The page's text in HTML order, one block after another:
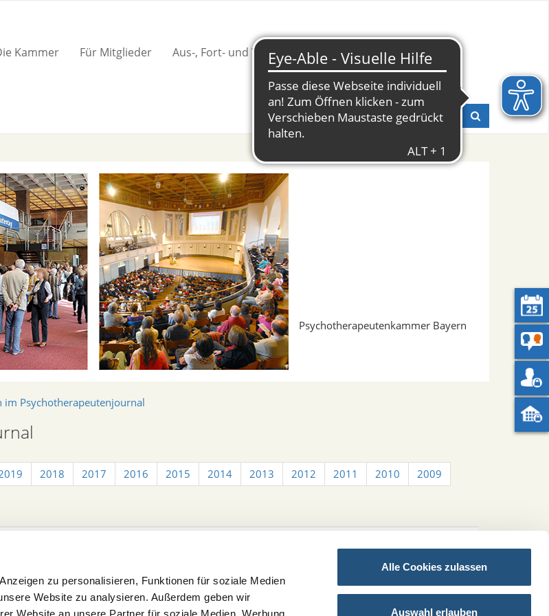
zu personalisieren, Funktionen für soziale Medien
Website zu analysieren. Außerdem geben wir
Alle Cookies zulassen
Auswahl erlauben
Kammer Für Mitglieder Aus-, Fort- und Weiterbildung Presse & Fachinfos
Psychotherapeutenkammer Bayern
im Psychotherapeutenjournal
2018 2017 2016 2015 2014 2013 2012 2011 2010
2009